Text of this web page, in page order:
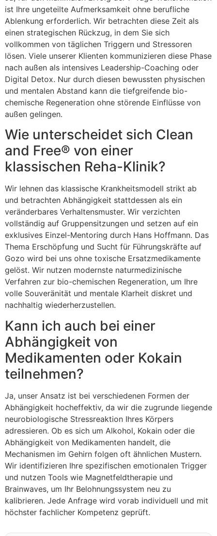
ist Ihre ungeteilte Aufmerksamkeit ohne berufliche
Ablenkung erforderlich. Wir betrachten diese Zeit als
einen strategischen Rückzug, in dem Sie sich
vollkommen von täglichen Triggern und Stressoren
lösen. Viele unserer Klienten kommunizieren diese Phase
nach außen als intensives Leadership-Coaching oder
Digital Detox. Nur durch diesen bewussten physischen
und mentalen Abstand kann die tiefgreifende bio-
chemische Regeneration ohne störende Einflüsse von
außen gelingen.
Wie unterscheidet sich Clean
and Free® von einer
klassischen Reha-Klinik?
Wir lehnen das klassische Krankheitsmodell strikt ab
und betrachten Abhängigkeit stattdessen als ein
veränderbares Verhaltensmuster. Wir verzichten
vollständig auf Gruppensitzungen und setzen auf ein
exklusives Einzel-Mentoring durch Hans Hoffmann. Das
Thema Erschöpfung und Sucht für Führungskräfte auf
Gozo wird bei uns ohne toxische Ersatzmedikamente
gelöst. Wir nutzen modernste naturmedizinische
Verfahren zur bio-chemischen Regeneration, um Ihre
volle Souveränität und mentale Klarheit diskret und
nachhaltig wiederherzustellen.
Kann ich auch bei einer
Abhängigkeit von
Medikamenten oder Kokain
teilnehmen?
Ja, unser Ansatz ist bei verschiedenen Formen der
Abhängigkeit hocheffektiv, da wir die zugrunde liegende
neurobiologische Stressreaktion Ihres Körpers
adressieren. Ob es sich um Alkohol, Kokain oder die
Abhängigkeit von Medikamenten handelt, die
Mechanismen im Gehirn folgen oft ähnlichen Mustern.
Wir identifizieren Ihre spezifischen emotionalen Trigger
und nutzen Tools wie Magnetfeldtherapie und
Brainwaves, um Ihr Belohnungssystem neu zu
kalibrieren. Jede Anfrage wird vorab individuell und mit
höchster fachlicher Kompetenz geprüft.